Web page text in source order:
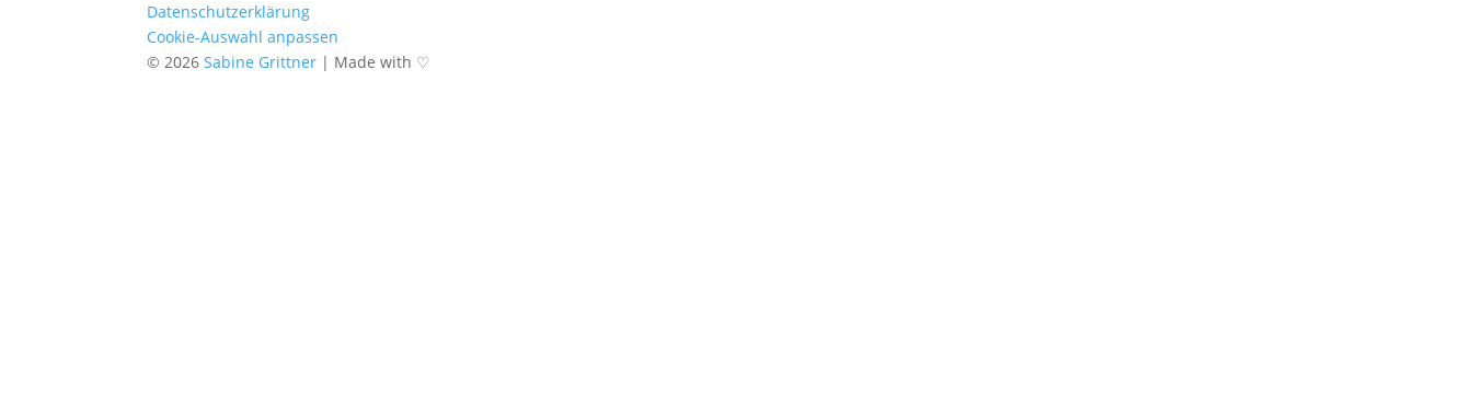
Datenschutzerklärung
Cookie-Auswahl anpassen
© 2026Sabine Grittner | Made with ♡